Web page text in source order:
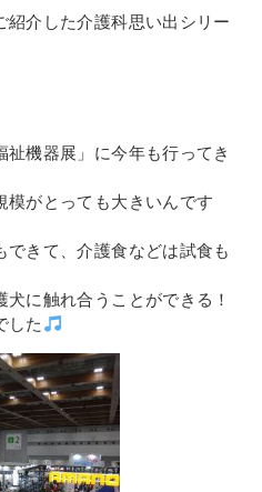
介した介護科思い出シリー
機器展」に今年も行ってき
模がとっても大きいんです
できて、介護食などは試食も
に触れ合うことができる！
した